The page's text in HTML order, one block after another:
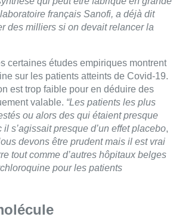
français Sanofi, a déjà dit
des milliers si on devait relancer la
certaines études empiriques montrent
sur les patients atteints de Covid-19.
est trop faible pour en déduire des
valable. “Les patients les plus
ou alors des qui étaient presque
s’agissait presque d’un effet placebo,
devons être prudent mais il est vrai
tout comme d’autres hôpitaux belges
pour les patients